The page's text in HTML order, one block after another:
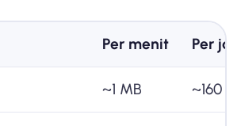
Per menit Per
~1 MB ~160